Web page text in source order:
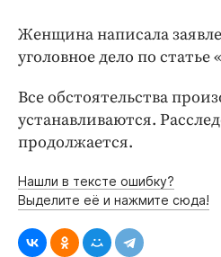
Женщина написала
уголовное дело по
Все обстоятельства
устанавливаются.
продолжается.
Нашли в тексте ошибку?
Выделите её и нажмите сюда!